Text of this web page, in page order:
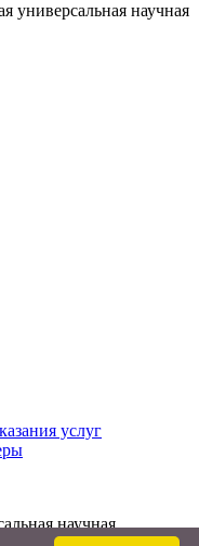
универсальная научная
услуг
научная